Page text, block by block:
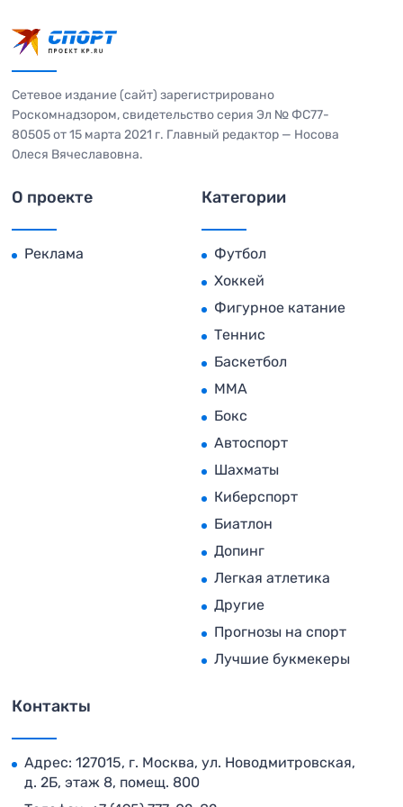
Сетевое издание (сайт) зарегистрировано
Роскомнадзором, свидетельство серия Эл № ФС77-
80505 от 15 марта 2021 г. Главный редактор — Носова
Олеся Вячеславовна.
О проекте
Реклама
Категории
Футбол
Хоккей
Фигурное катание
Теннис
Баскетбол
MMA
Бокс
Автоспорт
Шахматы
Киберспорт
Биатлон
Допинг
Легкая атлетика
Другие
Прогнозы на спорт
Лучшие букмекеры
Контакты
Адрес: 127015, г. Москва, ул. Новодмитровская,
д. 2Б, этаж 8, помещ. 800